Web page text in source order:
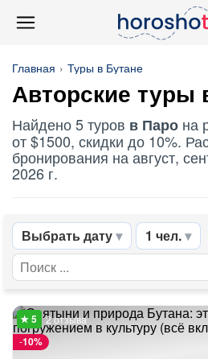
Главная Туры в Бутане
Авторские туры
Найдено 5 туров в Паро на
от $1500, скидки до 10%.
бронирования на август,
2026 г.
Выбрать дату 1 чел.
-10%
2 отзыва